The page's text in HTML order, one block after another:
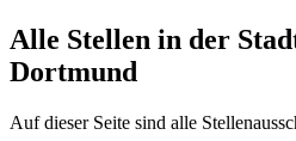
Alle Stellen in der
Dortmund
Auf dieser Seite sind alle